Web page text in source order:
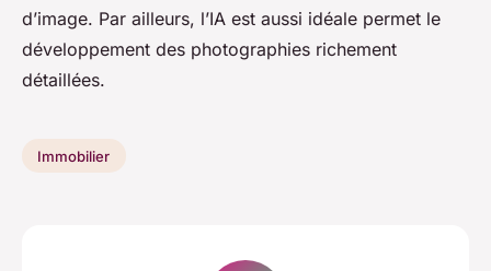
d’image. Par ailleurs, l’IA est aussi idéale permet le
développement des photographies richement
détaillées.
Immobilier